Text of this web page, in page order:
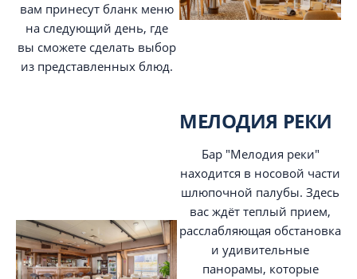
вам принесут бланк меню
на следующий день, где
вы сможете сделать выбор
из представленных блюд.
МЕЛОДИЯ РЕКИ
Бар "Мелодия реки"
находится в носовой части
шлюпочной палубы. Здесь
вас ждёт теплый прием,
расслабляющая обстановка
и удивительные
панорамы, которые